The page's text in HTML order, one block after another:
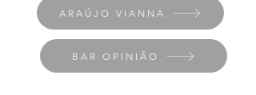
ARAÚJO VIANNA
BAR OPINIÃO